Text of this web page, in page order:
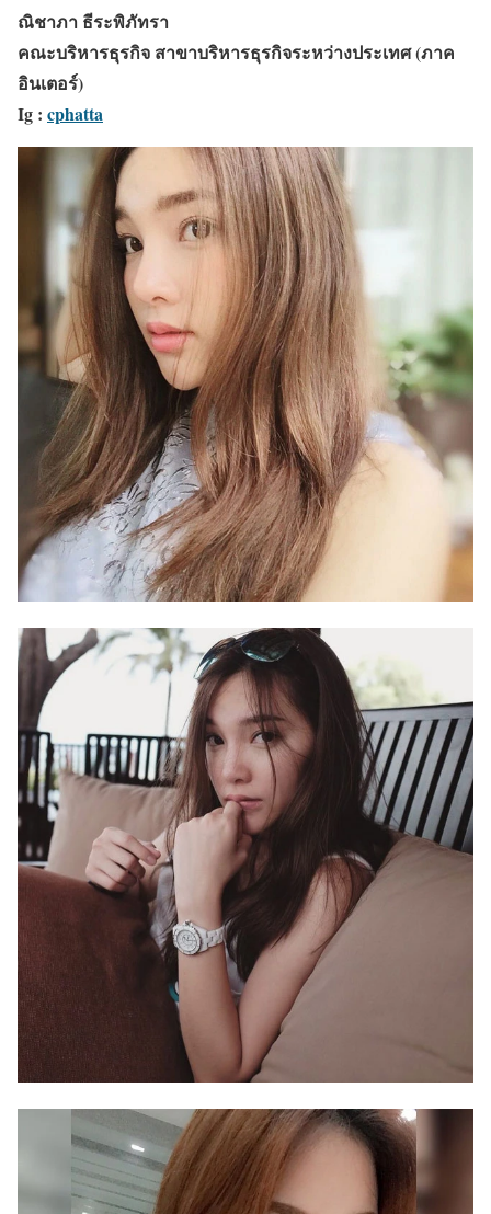
ณิชาภา ธีระพิภัทรา
คณะบริหารธุรกิจ สาขาบริหารธุรกิจระหว่างประเทศ (ภาค
อินเตอร์)
Ig : cphatta